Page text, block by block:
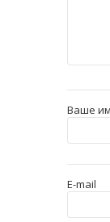
Ваше
E-mail